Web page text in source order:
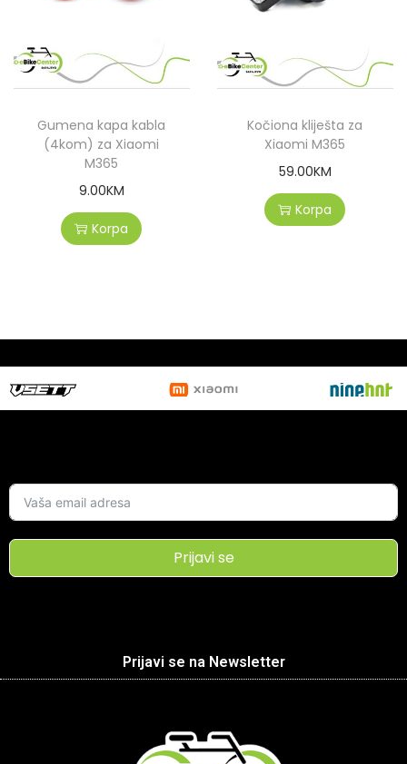
Gumena kapa kabla
(4kom) za Xiaomi
M365
9.00KM
Korpa
Kočiona kliješta za
Xiaomi M365
59.00KM
Korpa
Prijavi se
Prijavi se na Newsletter